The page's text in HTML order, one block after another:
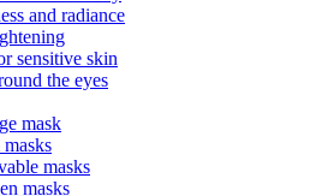
and radiance
sensitive skin
the eyes
mask
masks
masks